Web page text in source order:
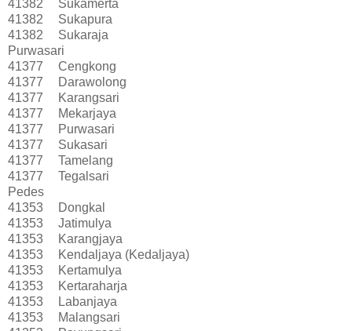
41382
Sukamerta
41382
Sukapura
41382
Sukaraja
Purwasari
41377
Cengkong
41377
Darawolong
41377
Karangsari
41377
Mekarjaya
41377
Purwasari
41377
Sukasari
41377
Tamelang
41377
Tegalsari
Pedes
41353
Dongkal
41353
Jatimulya
41353
Karangjaya
41353
Kendaljaya (Kedaljaya)
41353
Kertamulya
41353
Kertaraharja
41353
Labanjaya
41353
Malangsari